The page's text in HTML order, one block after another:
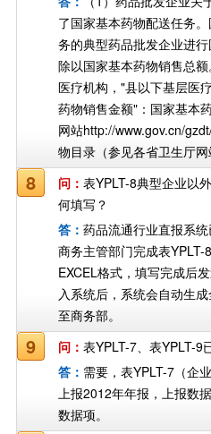
了国家基本药物配送任务
务的典型药品批发企业进
除以国家基本药物销售总
医疗机构，"县以下基层医
药物销售金额"：国家基本
网站http://www.gov.cn/
物目录（参见各省卫生厅网
8 问： 表YPLT-8典型企业以
何填写？
答： 药品流通行业直报系
商务主管部门完成表
EXCEL格式，填写完成后
入系统后，系统会自动生
至商务部。
9 问： 表YPLT-7、表YPLT-9
答： 需要，表YPLT-7（企
上报2012年年报，上报数
数据项。